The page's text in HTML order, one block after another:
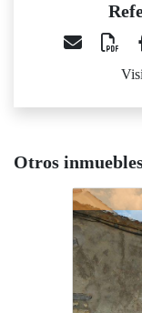
Otros
248-